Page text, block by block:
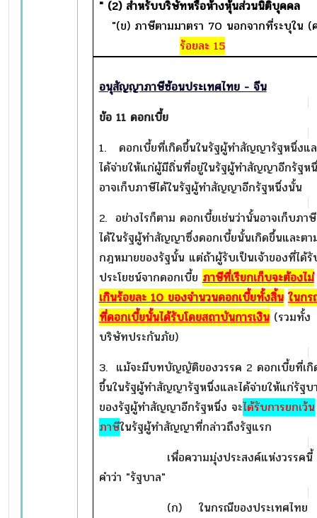
" (2) สำหรับบริษัทหรือห้างหุ้นส่วนนิติบุคคล
"(ข) ภาษีตามมาตรา 70 นอกจากที่ระบุใน (
ร้อยละ 15
อนุสัญญาภาษีซ้อนประเทศไทย - จีน
ข้อ 11 ดอกเบี้ย
1. ดอกเบี้ยที่เกิดขึ้นในรัฐผู้ทำสัญญารัฐหนึ่งแ
ได้จ่ายให้แก่ผู้มีถิ่นที่อยู่ในรัฐผู้ทำสัญญาอีกรัฐห
อาจเก็บภาษีได้ในรัฐผู้ทำสัญญาอีกรัฐหนึ่งนั้น
2. อย่างไรก็ตาม ดอกเบี้ยเช่นว่านั้นอาจเก็บภาษี
ได้ในรัฐผู้ทำสัญญาซึ่งดอกเบี้ยนั้นเกิดขึ้นและตา
กฎหมายของรัฐนั้น แต่ถ้าผู้รับเป็นเจ้าของที่ได้รั
ประโยชน์จากดอกเบี้ยภาษีที่เรียกเก็บจะต้องไม่
เกินร้อยละ10 ของจำนวนดอกเบี้ยทั้งสิ้น ในก
ที่ดอกเบี้ยนั้นได้รับโดยสถาบันการเงิน (รวมทั้ง
บริษัทประกันภัย)
3. แม้จะมีบทบัญญัติของวรรค 2 ดอกเบี้ยที่เกิ
ขึ้นในรัฐผู้ทำสัญญารัฐหนึ่งและได้จ่ายให้แก่รัฐบ
ของรัฐผู้ทำสัญญาอีกรัฐหนึ่ง จะได้รับการยกเว้น
ภาษีในรัฐผู้ทำสัญญาที่กล่าวถึงรัฐแรก
เพื่อความมุ่งประสงค์แห่งวรรคนี้
คำว่า "รัฐบาล"
(ก) ในกรณีของประเทศไทย